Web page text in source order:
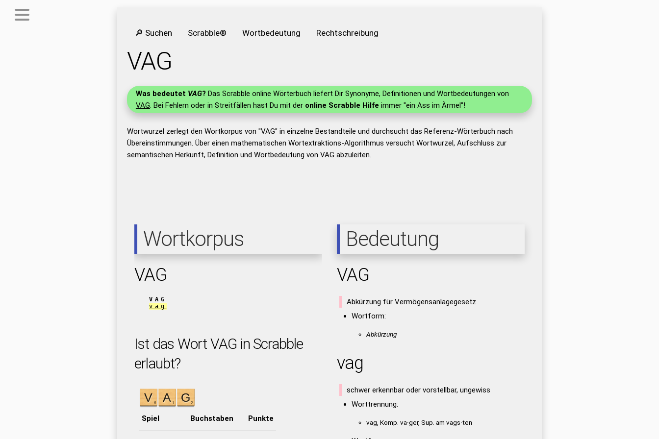
🔎 Suchen Scrabble® Wortbedeutung Rechtschreibung
VAG
Was bedeutet VAG? Das Scrabble online Wörterbuch liefert Dir Synonyme, Definitionen und Wortbedeutungen von
VAG. Bei Fehlern oder in Streitfällen hast Du mit der online Scrabble Hilfe immer "ein Ass im Ärmel"!
Wortwurzel zerlegt den Wortkorpus von "VAG" in einzelne Bestandteile und durchsucht das Referenz-Wörterbuch nach
Übereinstimmungen. Über einen mathematischen Wortextraktions-Algorithmus versucht Wortwurzel, Aufschluss zur
semantischen Herkunft, Definition und Wortbedeutung von VAG abzuleiten.
Wortkorpus
VAG
VAG
vag
Ist das Wort VAG in Scrabble
erlaubt?
Spiel Buchstaben Punkte
Bedeutung
VAG
Abkürzung für Vermögensanlagegesetz
Wortform:
Abkürzung
vag
schwer erkennbar oder vorstellbar, ungewiss
Worttrennung:
vag, Komp. va·ger, Sup. am vags·ten